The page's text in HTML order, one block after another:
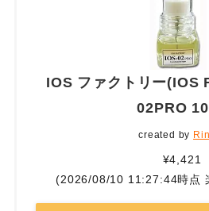
IOS ファクトリー(IOS
02PRO
created by
¥4,421
(2026/08/10 11:27:44時点